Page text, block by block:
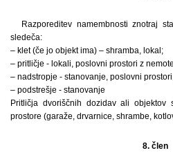
Razporeditev namembnosti znotraj
sledeča:
– klet (če jo objekt ima) – shramba, lokal;
– pritličje - lokali, poslovni prostori z
– nadstropje - stanovanje, poslovni
– podstrešje - stanovanje
Pritličja dvoriščnih dozidav ali objektov
prostore (garaže, drvarnice, shrambe,
8. člen